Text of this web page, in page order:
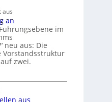
aus
an
im
neu aus: Die
zwei.
aus